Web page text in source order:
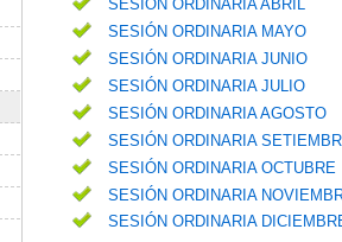
SESIÓN ORDINARIA ABRIL
SESIÓN ORDINARIA MAYO
SESIÓN ORDINARIA JUNIO
SESIÓN ORDINARIA JULIO
SESIÓN ORDINARIA AGOSTO
SESIÓN ORDINARIA
SESIÓN ORDINARIA OCTUBRE
SESIÓN ORDINARIA
SESIÓN ORDINARIA